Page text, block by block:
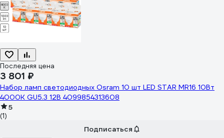
Последняя цена
3 801 ₽
Набор ламп светодиодных Osram 10 шт LED STAR MR16 10Вт
4000К GU5.3 12В 4099854313608
5
(1)
Подписаться